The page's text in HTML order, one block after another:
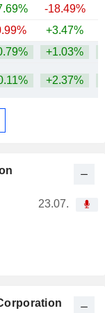
23.07.
-18.49%
+3.47%
+1.03%
+2.37%